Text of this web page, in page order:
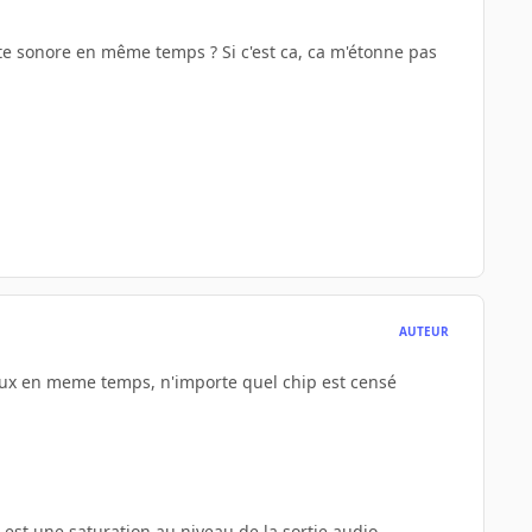
en même temps ? Si c'est ca, ca m'étonne pas
AUTEUR
en meme temps, n'importe quel chip est censé